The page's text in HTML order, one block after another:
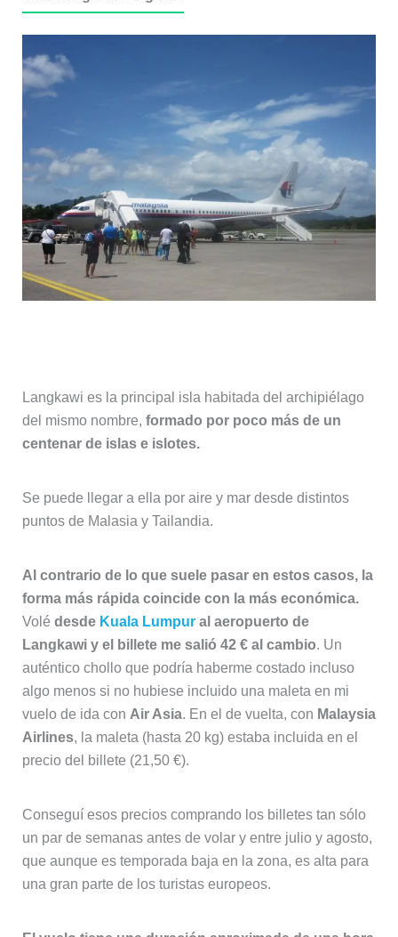
Langkawi es la principal isla habitada del archipiélago
del mismo nombre, formado por poco más de un
centenar de islas e islotes.
Se puede llegar a ella por aire y mar desde distintos
puntos de Malasia y Tailandia.
Al contrario de lo que suele pasar en estos casos, la
forma más rápida coincide con la más económica.
Volé desde Kuala Lumpural aeropuerto de
Langkawi y el billete me salió 42 € al cambio. Un
auténtico chollo que podría haberme costado incluso
algo menos si no hubiese incluido una maleta en mi
vuelo de ida con Air Asia. En el de vuelta, con Malaysia
Airlines, la maleta (hasta 20 kg) estaba incluida en el
precio del billete (21,50 €).
Conseguí esos precios comprando los billetes tan sólo
un par de semanas antes de volar y entre julio y agosto,
que aunque es temporada baja en la zona, es alta para
una gran parte de los turistas europeos.